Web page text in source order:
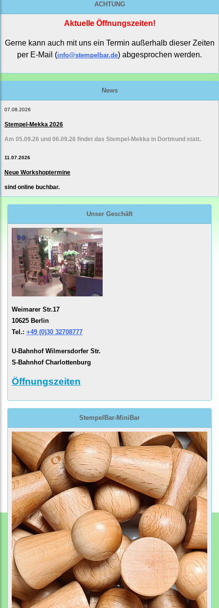
ACHTUNG
Aktuelle Öffnungszeiten!
Gerne kann auch mit uns ein Termin außerhalb dieser Zeiten
per E-Mail (info@stempelbar.de) abgesprochen werden.
News
07.08.2026
Stempel-Mekka 2026
Am 05.09.26 und 06.09.26 findet das Stempel-Mekka in Dortmund statt.
11.07.2026
Neue Workshoptermine
sind online buchbar.
Unser Geschäft
Weimarer Str.17
10625 Berlin
Tel.: +49 (0)30 32708777
U-Bahnhof Wilmersdorfer Str.
S-Bahnhof Charlottenburg
Öffnungszeiten
StempelBar-MiniBar